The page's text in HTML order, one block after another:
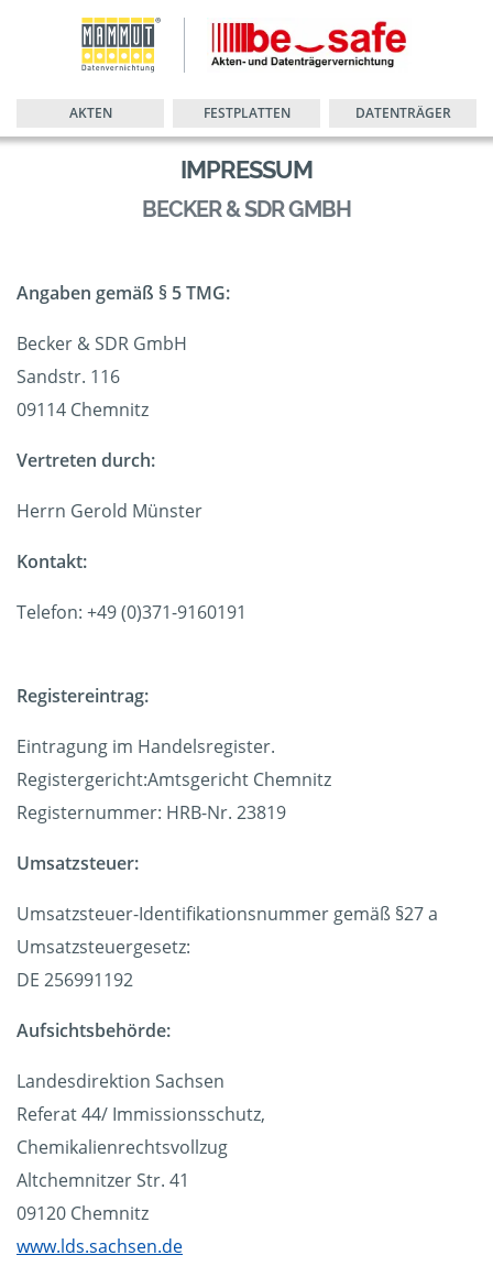
AKTEN FESTPLATTEN DATENTRÄGER
IMPRESSUM
BECKER & SDR GMBH
Angaben gemäß § 5 TMG:
Becker & SDR GmbH
Sandstr. 116
09114 Chemnitz
Vertreten durch:
Herrn Gerold Münster
Kontakt:
Telefon: +49 (0)371-9160191
Registereintrag:
Eintragung im Handelsregister.
Registergericht:Amtsgericht Chemnitz
Registernummer: HRB-Nr. 23819
Umsatzsteuer:
Umsatzsteuer-Identifikationsnummer gemäß §27 a
Umsatzsteuergesetz:
DE 256991192
Aufsichtsbehörde:
Landesdirektion Sachsen
Referat 44/ Immissionsschutz,
Chemikalienrechtsvollzug
Altchemnitzer Str. 41
09120 Chemnitz
www.lds.sachsen.de